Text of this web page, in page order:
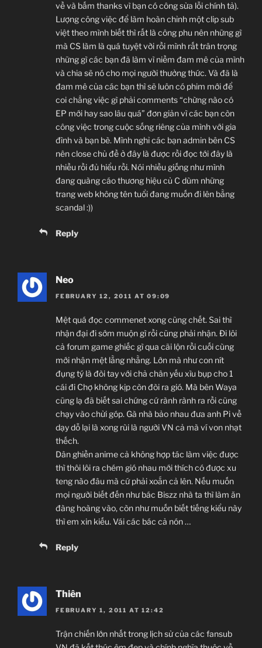
về và bấm thanks vì bạn có công sửa lỗi chính tả).
Lượng công việc để làm hoàn chỉnh một clip sub
việt theo mình biết thì rất là công phu nên những gì
mà CS làm là quá tuyệt vời rồi mình rất trân trọng
những gì các bạn đã làm vì niềm đam mê của mình
và chia sẽ nó cho mọi người thưởng thức. Và đã là
đam mê của các bạn thì sẽ luôn có phim mới để
coi chẳng việc gì phải comments “chừng nào có
EP mới hay sao lâu quá” đơn giản vì các bạn còn
công việc trong cuộc sống riêng của mình với gia
đình và bạn bè. Mình nghỉ các bạn admin bên CS
nên close chủ đề ở đây là được rồi đọc tới đây là
nhiều rồi đủ hiểu rồi. Nói nhiều giống như mình
đang quàng cáo thương hiệu củ C dùm những
trang web không tên tuổi đang muốn đi lên bằng
scandal :))
Reply
Neo
FEBRUARY 12, 2011 AT 09:09
Mệt quá đọc commenet xong cũng chết. Sai thì
nhận đại đi sớm muộn gì rồi cũng phải nhận. Đi lôi
cả forum game ghiếc gì qua cãi lộn rồi cuối cùng
mới nhận mệt lằng nhằng. Lớn mà như con nít
đụng tý là đòi tay với chả chân yếu xìu bụp cho 1
cái đi Chợ không kịp còn đòi ra gió. Mà bên Waya
cũng lạ đã biết sai chứng cứ rành rành ra rồi cũng
chạy vào chửi góp. Gà nhà bảo nhau đưa anh Pi về
dạy dỗ lại là xong rùi là người VN cả mà ví von nhạt
thếch.
Dân ghiền anime cả không hợp tác làm việc được
thì thôi lôi ra chém gió nhau mới thích có được xu
teng nào đâu mà cứ phải xoắn cả lên. Nếu muốn
mọi người biết đến như bác Biszz nhà ta thì làm ăn
đàng hoàng vào, còn như muốn biết tiếng kiểu này
thì em xin kiếu. Vái các bác cả nón …
Reply
Thiên
FEBRUARY 1, 2011 AT 12:42
Trận chiến lớn nhất trong lịch sử của các fansub